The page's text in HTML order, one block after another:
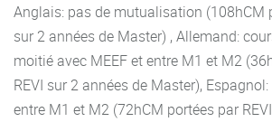
Anglais: pas de mutualisation (108hCM
sur 2 années de Master) , Allemand:
moitié avec MEEF et entre M1 et M2
REVI sur 2 années de Master),
entre M1 et M2 (72hCM portées par